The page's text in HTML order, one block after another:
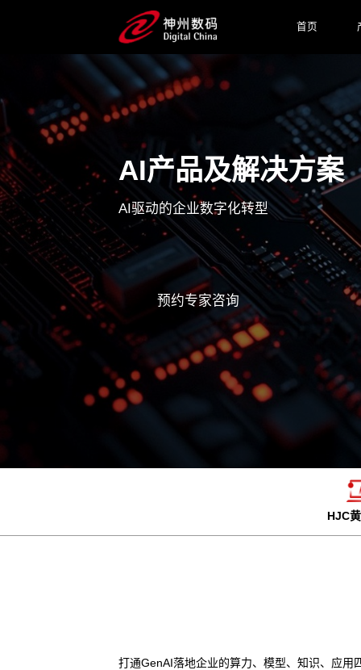
首页
AI产品及解决方案
AI驱动的企业数字化转型
预约专家咨询
HJC
打通GenAI落地企业的算力、模型、知识、应